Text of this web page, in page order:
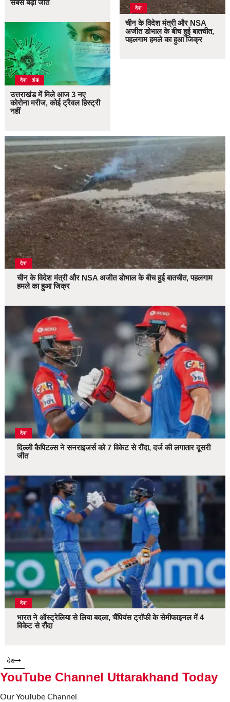
सबसे बड़ी जीत
उत्तराखंड
देश
उत्तराखंड में मिले आज 3 नए
कोरोना मरीज, कोई ट्रैवल हिस्ट्री
नहीं
देश
चीन के विदेश मंत्री और NSA
अजीत डोभाल के बीच हुई बातचीत,
पहलगाम हमले का हुआ जिक्र
देश
चीन के विदेश मंत्री और NSA अजीत डोभाल के बीच हुई बातचीत, पहलगाम
हमले का हुआ जिक्र
देश
दिल्ली कैपिटल्स ने सनराइजर्स को 7 विकेट से रौंदा, दर्ज की लगातार दूसरी
जीत
देश
भारत ने ऑस्ट्रेलिया से लिया बदला, चैंपियंस ट्रॉफी के सेमीफाइनल में 4
विकेट से रौंदा
देश
YouTube Channel Uttarakhand Today
Our YouTube Channel